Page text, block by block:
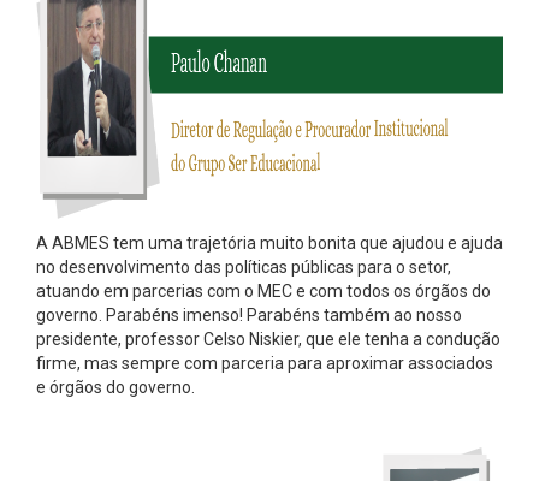
A ABMES tem uma trajetória muito bonita que ajudou e ajuda
no desenvolvimento das políticas públicas para o setor,
atuando em parcerias com o MEC e com todos os órgãos do
governo. Parabéns imenso! Parabéns também ao nosso
presidente, professor Celso Niskier, que ele tenha a condução
firme, mas sempre com parceria para aproximar associados
e órgãos do governo.